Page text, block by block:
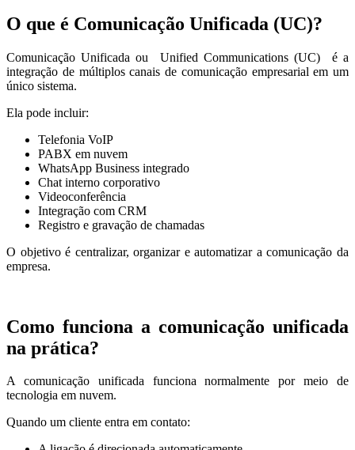
O que é Comunicação Unificada (UC)?
Comunicação Unificada ou Unified Communications (UC) é a
integração de múltiplos canais de comunicação empresarial em um
único sistema.
Ela pode incluir:
Telefonia VoIP
PABX em nuvem
WhatsApp Business integrado
Chat interno corporativo
Videoconferência
Integração com CRM
Registro e gravação de chamadas
O objetivo é centralizar, organizar e automatizar a comunicação da
empresa.
Como funciona a comunicação unificada
na prática?
A comunicação unificada funciona normalmente por meio de
tecnologia em nuvem.
Quando um cliente entra em contato: